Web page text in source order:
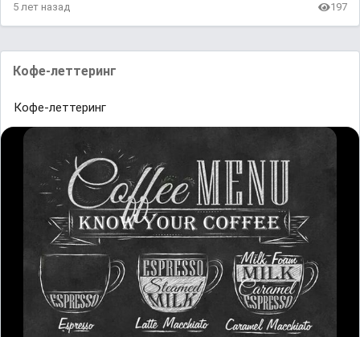
5 лет назад 197
Кофе-леттеринг
Кофе-леттеринг